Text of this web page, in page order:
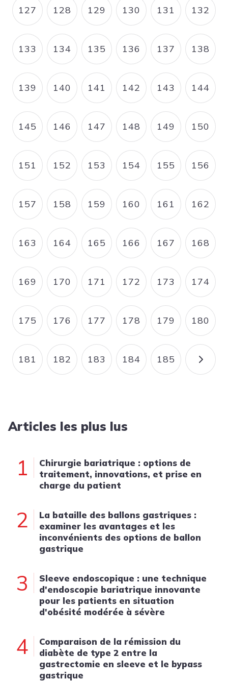
PAGE
127 PAGE
128 PAGE
129 PAGE
130 PAGE
131 PAGE
132
PAGE
133 PAGE
134 PAGE
135 PAGE
136 PAGE
137 PAGE
138
PAGE
139 PAGE
140 PAGE
141 PAGE
142 PAGE
143 PAGE
144
PAGE
145 PAGE
146 PAGE
147 PAGE
148 PAGE
149 PAGE
150
PAGE
151 PAGE
152 PAGE
153 PAGE
154 PAGE
155 PAGE
156
PAGE
157 PAGE
158 PAGE
159 PAGE
160 PAGE
161 PAGE
162
PAGE
163 PAGE
164 PAGE
165 PAGE
166 PAGE
167 PAGE
168
PAGE
169 PAGE
170 PAGE
171 PAGE
172 PAGE
173 PAGE
174
PAGE
175 PAGE
176 PAGE
177 PAGE
178 PAGE
179 PAGE
180
PAGE
181 PAGE
182 PAGE
183 PAGE
184 PAGE
185
Articles les plus lus
1
Chirurgie bariatrique : options de
traitement, innovations, et prise en
charge du patient
2
La bataille des ballons gastriques :
examiner les avantages et les
inconvénients des options de ballon
gastrique
3
Sleeve endoscopique : une technique
d'endoscopie bariatrique innovante
pour les patients en situation
d'obésité modérée à sévère
4
Comparaison de la rémission du
diabète de type 2 entre la
gastrectomie en sleeve et le bypass
gastrique